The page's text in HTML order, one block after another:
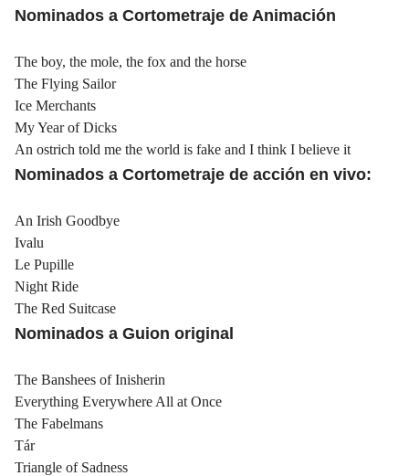
Nominados a Cortometraje de Animación
The boy, the mole, the fox and the horse
The Flying Sailor
Ice Merchants
My Year of Dicks
An ostrich told me the world is fake and I think I believe it
Nominados a Cortometraje de acción en vivo:
An Irish Goodbye
Ivalu
Le Pupille
Night Ride
The Red Suitcase
Nominados a Guion original
The Banshees of Inisherin
Everything Everywhere All at Once
The Fabelmans
Tár
Triangle of Sadness